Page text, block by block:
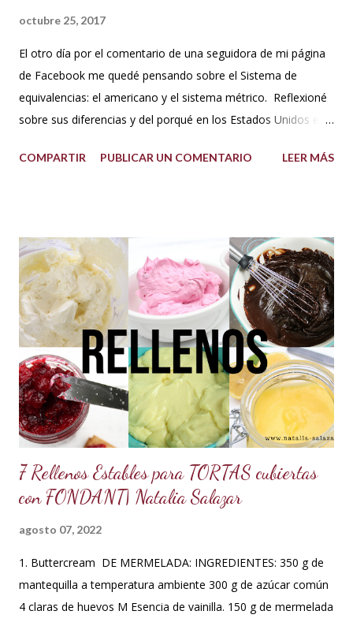
octubre 25, 2017
El otro día por el comentario de una seguidora de mi página
de Facebook me quedé pensando sobre el Sistema de
equivalencias: el americano y el sistema métrico. Reflexioné
sobre sus diferencias y del porqué en los Estados Unidos el
me dije: estos americanos son loquillos!!! Con todo esto
acuerdo, porque en los libros de repostería y tratados de
cocina de antes del milenio se utilizaba comúnmente el
sistema americano y no el métrico, o ambos como suelo
usarlo yo en mis recetas. En lo personal pienso que si soy
una pastelera debo manejar los dos sistemas de medidas
para así poder obtener los mejores resultados en mis
preparaciones y poder sacar con éxito cualquier receta. Así
que me fui a investigar y descubrí que los estado...
COMPARTIR PUBLICAR UN COMENTARIO LEER MÁS
7 Rellenos Estables para TORTAS cubiertas
con FONDANT| Natalia Salazar
agosto 07, 2022
1. Buttercream DE MERMELADA: INGREDIENTES: 350 g de
mantequilla a temperatura ambiente 300 g de azúcar común
4 claras de huevos M Esencia de vainilla. 150 g de mermelada